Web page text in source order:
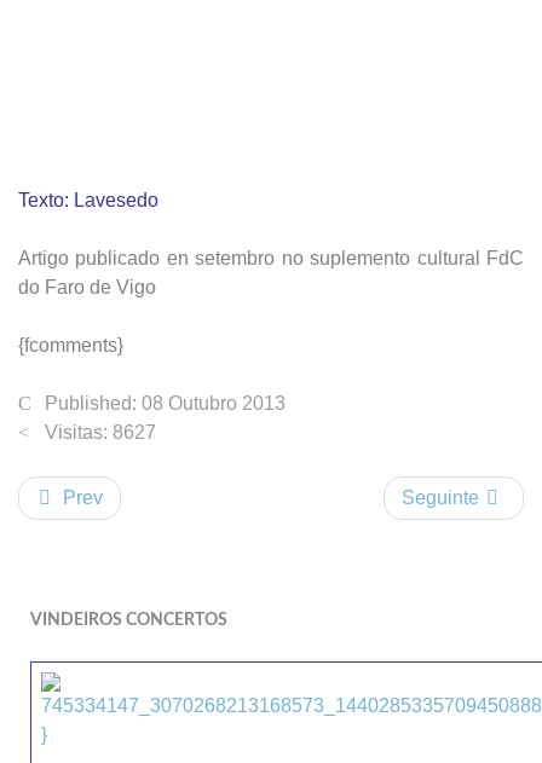
Texto: Lavesedo
Artigo publicado en setembro no suplemento cultural FdC
do Faro de Vigo
{fcomments}
Published: 08 Outubro 2013
Visitas: 8627
Prev Seguinte
VINDEIROS CONCERTOS
}